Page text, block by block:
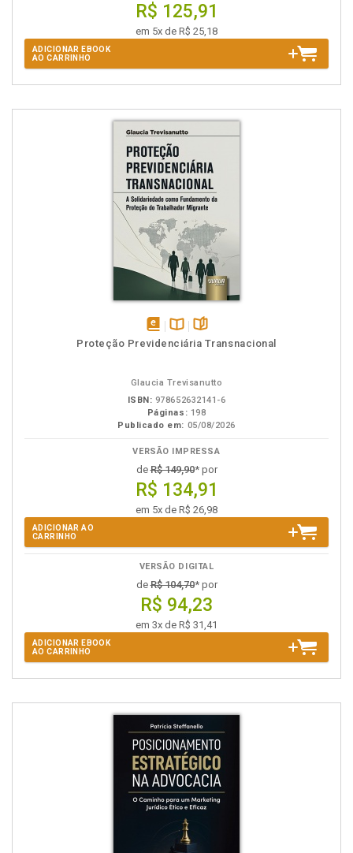
R$ 125,91
em 5x de R$ 25,18
ADICIONAR EBOOK
AO CARRINHO
disponívelDisponível
páginas
Proteção Previdenciária Transnacional
Glaucia Trevisanutto
ISBN: 978652632141-6
Páginas: 198
Publicado em: 05/08/2026
VERSÃO IMPRESSA
deR$ 149,90* por
R$ 134,91
em 5x de R$ 26,98
ADICIONAR AO
CARRINHO
VERSÃO DIGITAL
deR$ 104,70* por
R$ 94,23
em 3x de R$ 31,41
ADICIONAR EBOOK
AO CARRINHO